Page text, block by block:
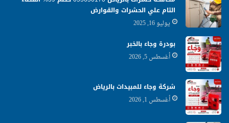
التام علي الحشرات والقوارض
يوليو 16, 2025
بودرة وجاء بالخبر
أغسطس 5, 2026
شركة وجاء للمبيدات بالرياض
أغسطس 1, 2026